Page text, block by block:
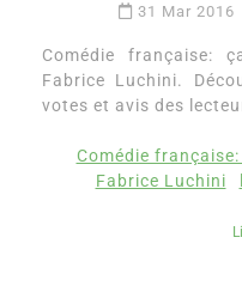
31 Mar 2016
Comédie française:
Fabrice Luchini.
votes et avis des
Comédie
Fabrice Luchini